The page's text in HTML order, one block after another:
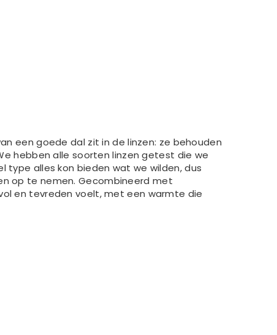
een goede dal zit in de linzen: ze behouden
hebben alle soorten linzen getest die we
type alles kon bieden wat we wilden, dus
op te nemen. Gecombineerd met
en tevreden voelt, met een warmte die